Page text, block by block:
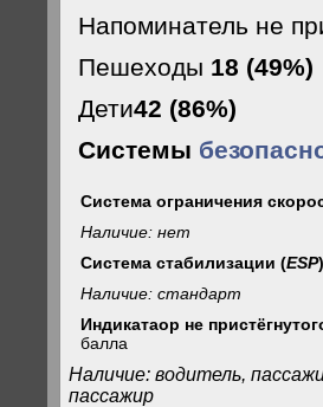
Напоминатель не
Пешеходы 18 (49%)
Дети42 (86%)
Системы
Система ограничения
Наличие: нет
Система стабилизации (ESP
Наличие: стандарт
Индикатаор не
балла
Наличие: водитель,
пассажир